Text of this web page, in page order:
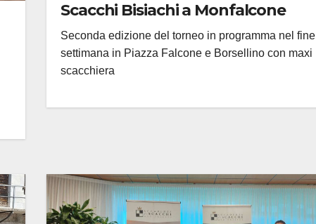
Scacchi Bisiachi a Monfalcone
Seconda edizione del torneo in programma nel fine
settimana in Piazza Falcone e Borsellino con maxi
scacchiera